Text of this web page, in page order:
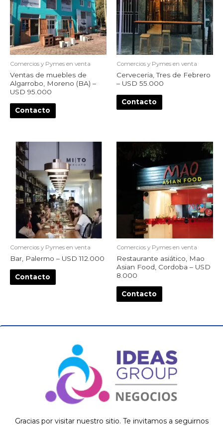
Comercios y Pymes en venta
Ventas de muebles de
Algarrobo, Moreno (BA) –
USD 95.000
Contacto
Comercios y Pymes en venta
Cerveceria, Tres de Febrero
– USD 55.000
Contacto
Comercios y Pymes en venta
Bar, Palermo – USD 112.000
Contacto
Comercios y Pymes en venta
Restaurante asiático, Mao
Asian Food, Cordoba – USD
8.000
Contacto
Gracias por visitar nuestro sitio. Te invitamos a seguirnos